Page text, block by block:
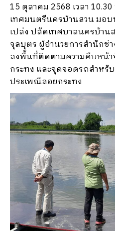
15 ตุลาคม 2568 เวลา
เทศมนตรีนครบ้านสวน มอบ
เปล่ง ปลัดเทศบาลนครบ้า
จุลบุตร ผู้อำนวยการสำนักช่
ลงพื้นที่ติดตามความคืบหน้
กระทง และจุดจอดรถสำหรั
ประเพณีลอยกระทง